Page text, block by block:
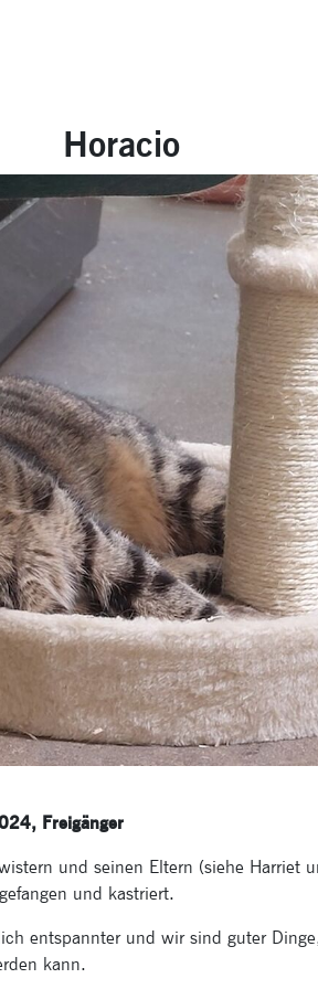
Horacio
Freigänger
und seinen Eltern (siehe Harriet
und kastriert.
entspannter und wir sind guter
kann.